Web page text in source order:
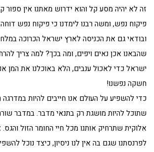
זה לא יהיה מסע קל והוא ידרוש מאתנו אין ספור
פיקוח נפש, ומשה רבנו לימדנו כי פיקוח נפש
ובודאי גם את הכניסה לארץ ישראל הכרוכה
שהבאנו אכן נאים ויפים, ומה בכך? למה צריך
ישראל כדי לאכול ענבים, הלא באוכלנו את המן
חשקה נפשנו!
כדי להשפיע על העולם אנו חייבים להיות במדרגה
שתוכל להיות מושגת רק בתנאי מדבר. במדבר
אלוקית שתרחיק אותנו מכל חיי החומר הזול
לפרנסתנו שגם בה אין לנו ניסיון, כיצד נוכל